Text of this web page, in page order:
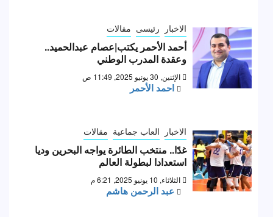
الاخبار رئيسى مقالات
أحمد الأحمر يكتب|عصام عبدالحميد..
وعقدة المدرب الوطني
الإثنين, 30 يونيو 2025, 11:49 ص
احمد الأحمر
الاخبار العاب جماعية مقالات
غدًا.. منتخب الطائرة يواجه البحرين وديا
استعدادا لبطولة العالم
الثلاثاء, 10 يونيو 2025, 6:21 م
عبد الرحمن هاشم